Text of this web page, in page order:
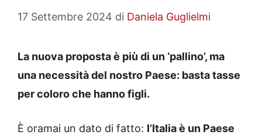
17 Settembre 2024 di Daniela Guglielmi
La nuova proposta è più di un ‘pallino’, ma
una necessità del nostro Paese: basta tasse
per coloro che hanno figli.
È oramai un dato di fatto: l’Italia è un Paese